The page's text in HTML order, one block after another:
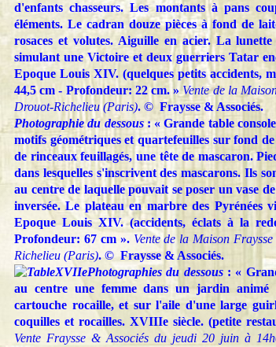
d'enfants chasseurs. Les montants à pans
éléments. Le cadran douze pièces à fond de
rosaces et volutes. Aiguille en acier. La
simulant une Victoire et deux guerriers Tatar
Epoque Louis XIV. (quelques petits accidents,
44,5 cm - Profondeur: 22 cm. » Vente de la
Drouot-Richelieu (Paris). © Fraysse & Associés.
Photographie du dessous: « Grande table
motifs géométriques et quartefeuilles sur fond
de rinceaux feuillagés, une tête de mascaron.
dans lesquelles s'inscrivent des mascarons. Ils
au centre de laquelle pouvait se poser un vase
inversée. Le plateau en marbre des Pyrénées
Epoque Louis XIV. (accidents, éclats à la
Profondeur: 67 cm ». Vente de la Maison
Richelieu (Paris). © Fraysse & Associés.
Photographies du dessous: «
au centre une femme dans un jardin
cartouche rocaille, et sur l'aile d'une large
coquilles et rocailles. XVIIIe siècle. (petite
Vente Fraysse & Associés du jeudi 20 juin à